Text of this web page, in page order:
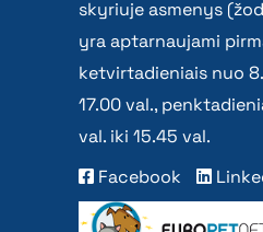
skyriuje asmenys
yra aptarnaujami
ketvirtadieniais nuo
17.00 val.,
val. iki 15.45 val.
Facebook